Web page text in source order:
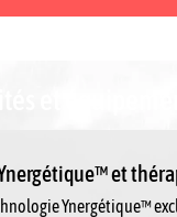
et
Ynergétique™